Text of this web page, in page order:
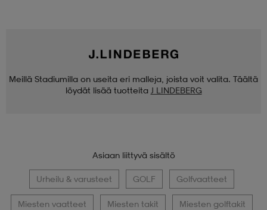
Meillä Stadiumilla on useita eri malleja, joista voit valita. Täältä
löydät lisää tuotteita J LINDEBERG
Asiaan liittyvä sisältö
Urheilu & varusteet GOLF Golfvaatteet
Miesten vaatteet Miesten takit Miesten golftakit